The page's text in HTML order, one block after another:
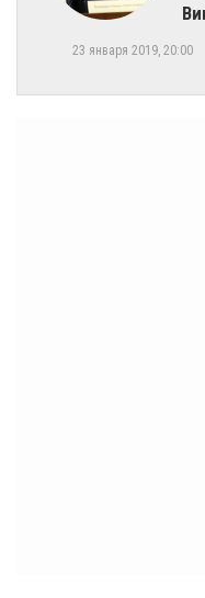
23 января 2019, 20:00